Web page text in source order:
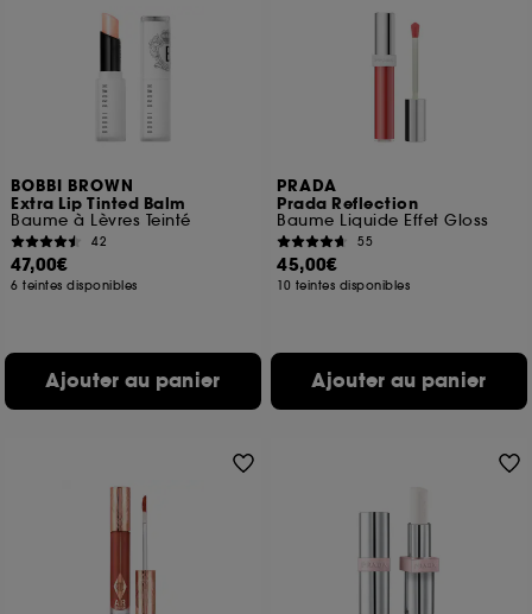
BOBBI BROWN
Extra Lip Tinted Balm
Baume à Lèvres Teinté
42
47,00€
6 teintes disponibles
Ajouter au panier
PRADA
Prada Reflection
Baume Liquide Effet Gloss
55
45,00€
10 teintes disponibles
Ajouter au panier